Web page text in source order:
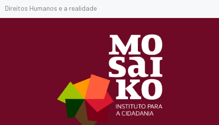
Direitos Humanos e a realidade